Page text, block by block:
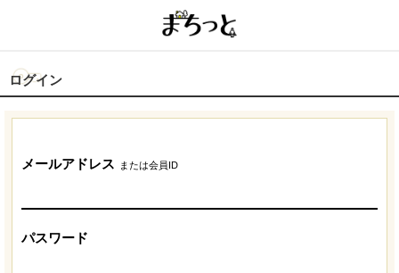
ログイン
メールアドレス または会員ID
パスワード